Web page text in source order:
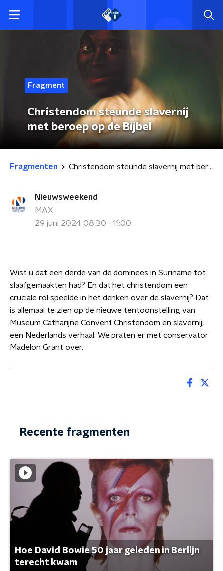
Fragment
Christendom steunde slavernij
met beroep op de Bijbel
Fragmenten Christendom steunde slavernij met beroep op de Bijbel
Nieuwsweekend
MAX
29 juni 2024 08:30 - 11:00
Wist u dat een derde van de dominees in Suriname tot
slaafgemaakten had? En dat het christendom een
cruciale rol speelde in het denken over de slavernij? Dat
is allemaal te zien op de nieuwe tentoonstelling van
Museum Catharijne Convent Christendom en slavernij,
een Nederlands verhaal. We praten er met conservator
Madelon Grant over.
Recente fragmenten
Hoe David Bowie 50 jaar geleden in Berlijn
terecht kwam